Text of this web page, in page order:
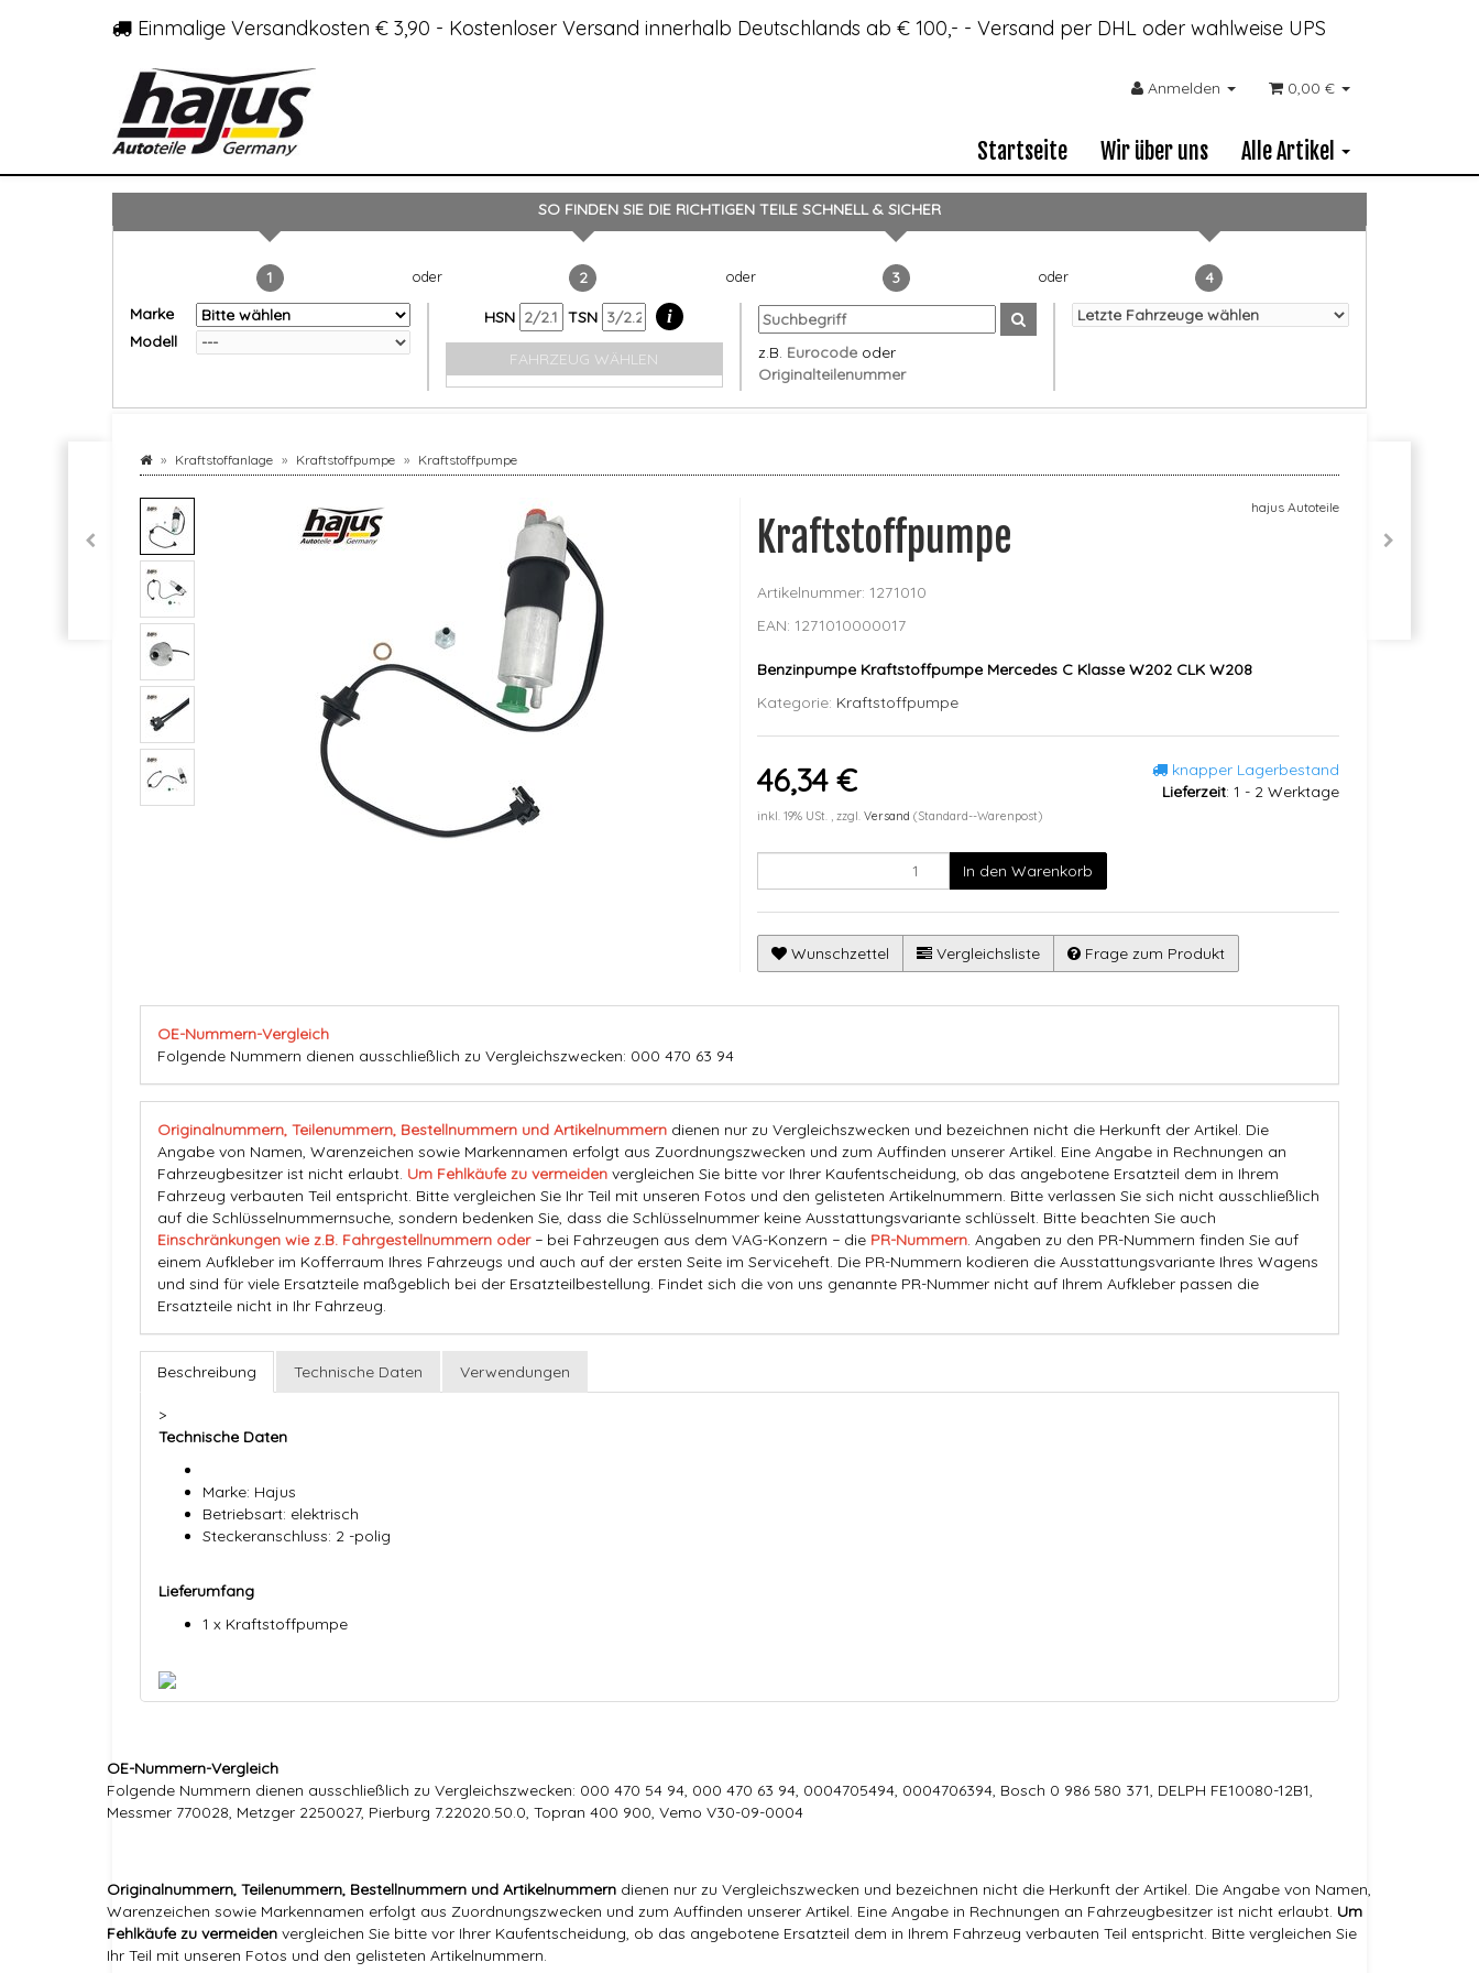
Einmalige Versandkosten € 3,90 - Kostenloser Versand innerhalb Deutschlands ab € 100,- - Versand per DHL oder wahlweise UPS
Anmelden 0,00 €
Startseite Wir über uns Alle Artikel
SO FINDEN SIE DIE RICHTIGEN TEILE SCHNELL & SICHER
1
Marke
Modell
2
HSN
TSN i
FAHRZEUG WÄHLEN
3
z.B. Eurocode oder
Originalteilenummer
4
Kraftstoffanlage Kraftstoffpumpe Kraftstoffpumpe
hajus Autoteile
Kraftstoffpumpe
Artikelnummer: 1271010
EAN: 1271010000017
Benzinpumpe Kraftstoffpumpe Mercedes C Klasse W202 CLK W208
Kategorie: Kraftstoffpumpe
46,34 €
inkl. 19% USt. , zzgl. Versand (Standard--Warenpost)
knapper Lagerbestand
Lieferzeit: 1 - 2 Werktage
In den Warenkorb
Wunschzettel Vergleichsliste Frage zum Produkt
OE-Nummern-Vergleich
Folgende Nummern dienen ausschließlich zu Vergleichszwecken: 000 470 63 94
Originalnummern, Teilenummern, Bestellnummern und Artikelnummern dienen nur zu Vergleichszwecken und bezeichnen nicht die Herkunft der Artikel. Die
Angabe von Namen, Warenzeichen sowie Markennamen erfolgt aus Zuordnungszwecken und zum Auffinden unserer Artikel. Eine Angabe in Rechnungen an
Fahrzeugbesitzer ist nicht erlaubt. Um Fehlkäufe zu vermeiden vergleichen Sie bitte vor Ihrer Kaufentscheidung, ob das angebotene Ersatzteil dem in Ihrem
Fahrzeug verbauten Teil entspricht. Bitte vergleichen Sie Ihr Teil mit unseren Fotos und den gelisteten Artikelnummern. Bitte verlassen Sie sich nicht ausschließlich
auf die Schlüsselnummernsuche, sondern bedenken Sie, dass die Schlüsselnummer keine Ausstattungsvariante schlüsselt. Bitte beachten Sie auch
Einschränkungen wie z.B. Fahrgestellnummern oder− bei Fahrzeugen aus dem VAG-Konzern − die PR-Nummern. Angaben zu den PR-Nummern finden Sie auf
einem Aufkleber im Kofferraum Ihres Fahrzeugs und auch auf der ersten Seite im Serviceheft. Die PR-Nummern kodieren die Ausstattungsvariante Ihres Wagens
und sind für viele Ersatzteile maßgeblich bei der Ersatzteilbestellung. Findet sich die von uns genannte PR-Nummer nicht auf Ihrem Aufkleber passen die
Ersatzteile nicht in Ihr Fahrzeug.
Beschreibung Technische Daten Verwendungen
>
Technische Daten
Marke: Hajus
Betriebsart: elektrisch
Steckeranschluss: 2 -polig
Lieferumfang
1 x Kraftstoffpumpe
OE-Nummern-Vergleich
Folgende Nummern dienen ausschließlich zu Vergleichszwecken: 000 470 54 94, 000 470 63 94, 0004705494, 0004706394, Bosch 0 986 580 371, DELPH FE10080-12B1,
Messmer 770028, Metzger 2250027, Pierburg 7.22020.50.0, Topran 400 900, Vemo V30-09-0004
Originalnummern, Teilenummern, Bestellnummern und Artikelnummern dienen nur zu Vergleichszwecken und bezeichnen nicht die Herkunft der Artikel. Die Angabe von Namen,
Warenzeichen sowie Markennamen erfolgt aus Zuordnungszwecken und zum Auffinden unserer Artikel. Eine Angabe in Rechnungen an Fahrzeugbesitzer ist nicht erlaubt. Um
Fehlkäufe zu vermeiden vergleichen Sie bitte vor Ihrer Kaufentscheidung, ob das angebotene Ersatzteil dem in Ihrem Fahrzeug verbauten Teil entspricht. Bitte vergleichen Sie
Ihr Teil mit unseren Fotos und den gelisteten Artikelnummern.